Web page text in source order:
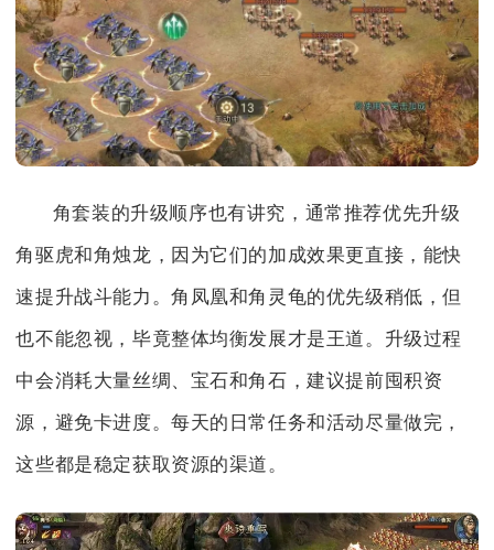
角套装的升级顺序也有讲究，通常推荐优先升级
角驱虎和角烛龙，因为它们的加成效果更直接，能快
速提升战斗能力。角凤凰和角灵龟的优先级稍低，但
也不能忽视，毕竟整体均衡发展才是王道。升级过程
中会消耗大量丝绸、宝石和角石，建议提前囤积资
源，避免卡进度。每天的日常任务和活动尽量做完，
这些都是稳定获取资源的渠道。